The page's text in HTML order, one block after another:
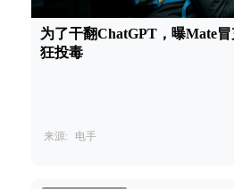
为了干翻ChatGPT，曝Mate
狂投毒
来源: 电手